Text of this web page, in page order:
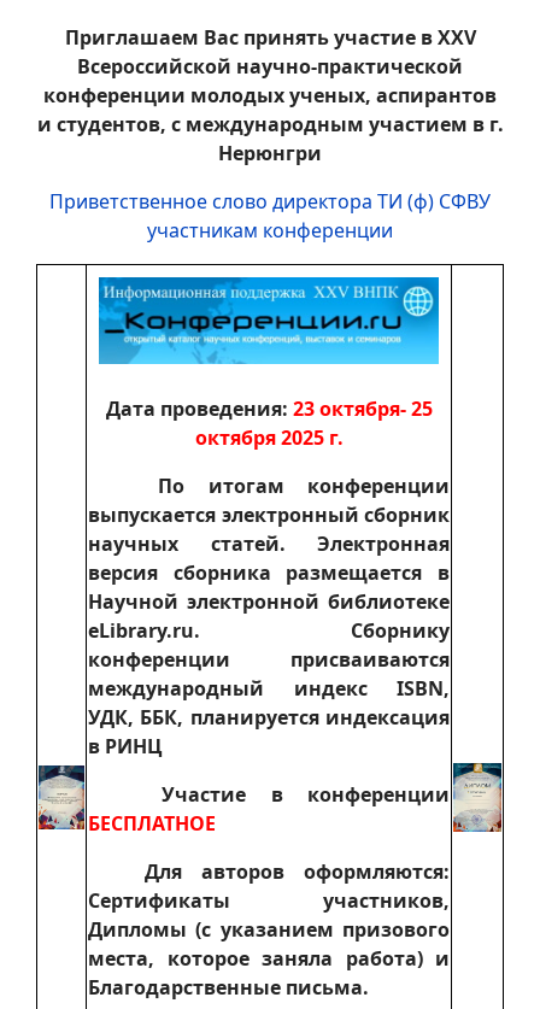
Приглашаем Вас принять участие в XXV
Всероссийской научно-практической
конференции молодых ученых, аспирантов
и студентов, с международным участием в г.
Нерюнгри
Приветственное слово директора ТИ (ф) СФВУ
участникам конференции
Дата проведения: 23 октября- 25
октября 2025 г.
По итогам конференции
выпускается электронный сборник
научных статей. Электронная
версия сборника размещается в
Научной электронной библиотеке
eLibrary.ru. Сборнику
конференции присваиваются
международный индекс ISBN,
УДК, ББК, планируется индексация
в РИНЦ
Участие в конференции
БЕСПЛАТНОЕ
Для авторов оформляются:
Сертификаты участников,
Дипломы (с указанием призового
места, которое заняла работа) и
Благодарственные письма.